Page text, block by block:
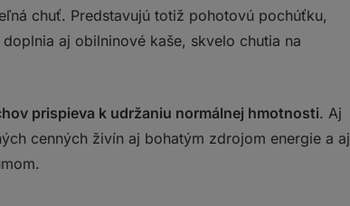
chuť. Predstavujú totiž pohotovú pochúťku,
aj obilninové kaše, skvelo chutia na
prispieva k udržaniu normálnej hmotnosti. Aj
cenných živín aj bohatým zdrojom energie a aj